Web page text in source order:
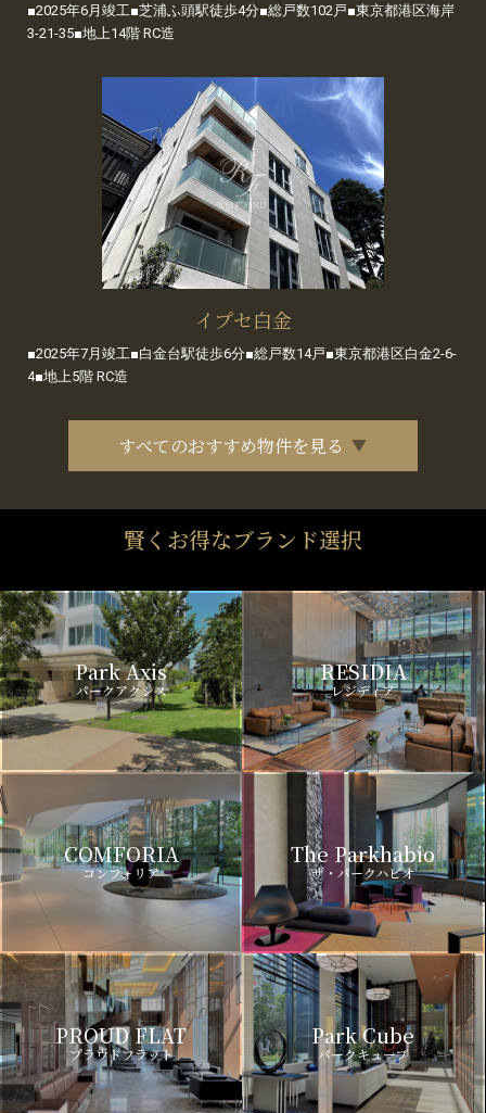
■2025年6月竣工■芝浦ふ頭駅徒歩4分■総戸数102戸■東京都港区海岸
3-21-35■地上14階 RC造
イプセ白金
■2025年7月竣工■白金台駅徒歩6分■総戸数14戸■東京都港区白金2-6-
4■地上5階 RC造
すべてのおすすめ物件を見る
賢くお得なブランド選択
Park Axis
パークアクシス
RESIDIA
レジディア
COMFORIA
コンフォリア
The Parkhabio
ザ・パークハビオ
PROUD FLAT
プラウドフラット
Park Cube
パークキューブ